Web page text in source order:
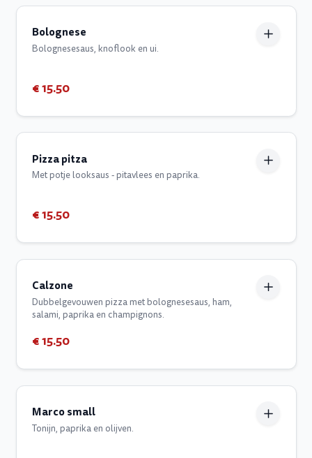
Bolognese
Bolognesesaus, knoflook en ui.
€ 15.50
Pizza pitza
Met potje looksaus - pitavlees en paprika.
€ 15.50
Calzone
Dubbelgevouwen pizza met bolognesesaus, ham,
salami, paprika en champignons.
€ 15.50
Marco small
Tonijn, paprika en olijven.